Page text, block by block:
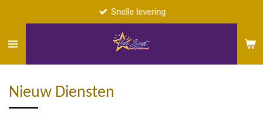
naar
Snelle levering
Nieuw Diensten